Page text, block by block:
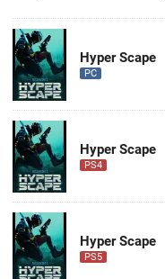
Hyper Scape
PC
Hyper Scape
PS4
Hyper Scape
PS5